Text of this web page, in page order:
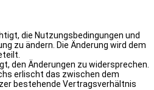
die Nutzungsbedingungen und
zu ändern. Die Änderung wird dem
den Änderungen zu widersprechen.
erlischt das zwischen dem
bestehende Vertragsverhältnis